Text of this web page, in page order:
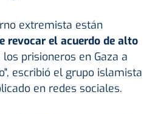
extremista están
revocar el acuerdo de alto
prisioneros en Gaza a
escribió el grupo islamista
en redes sociales.